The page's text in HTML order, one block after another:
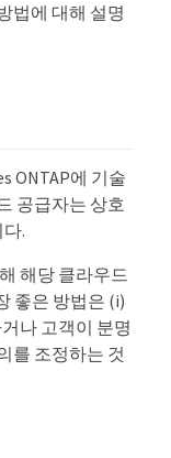
법에 대해 설명
ONTAP에 기술
공급자는 상호
.
해당 클라우드
좋은 방법은 (i)
나 고객이 분명
를 조정하는 것